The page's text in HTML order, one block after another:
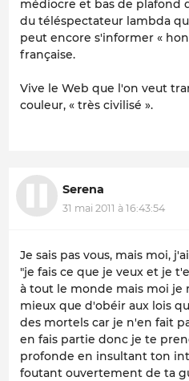
médiocre et bas de plafond
du téléspectateur lambda
peut encore s'informer «
française.
Vive le Web que l'on veut
couleur, « très civilisé ».
Serena
31 mai 2011 à 16:43:54
Je sais pas vous, mais moi,
"je fais ce que je veux et je
à tout le monde mais moi je
mieux que d'obéir aux lois
des mortels car je n'en fait
en fais partie donc je te
profonde en insultant ton
foutant ouvertement de ta